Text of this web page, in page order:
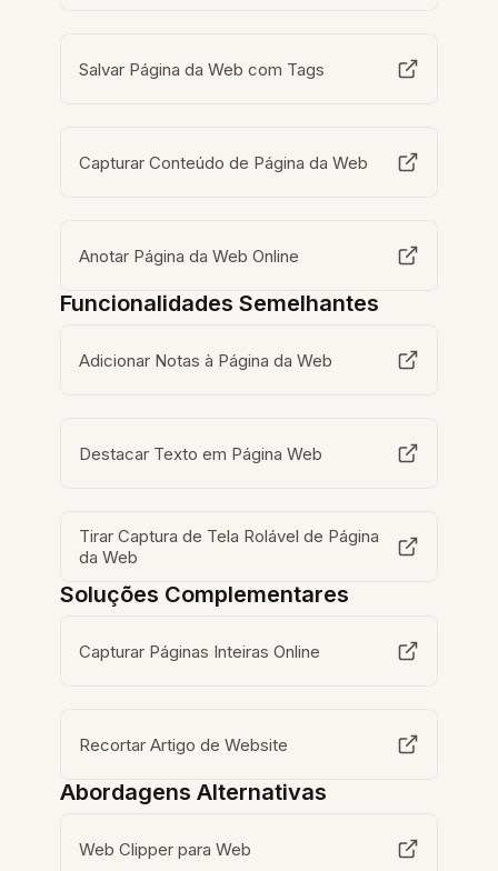
Salvar Página da Web com Tags
Capturar Conteúdo de Página da Web
Anotar Página da Web Online
Funcionalidades Semelhantes
Adicionar Notas à Página da Web
Destacar Texto em Página Web
Tirar Captura de Tela Rolável de Página
da Web
Soluções Complementares
Capturar Páginas Inteiras Online
Recortar Artigo de Website
Abordagens Alternativas
Web Clipper para Web